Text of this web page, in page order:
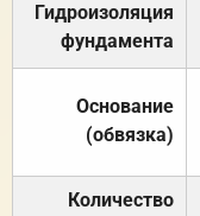
Гидроизоляция
фундамента
Основание
(обвязка)
Количество